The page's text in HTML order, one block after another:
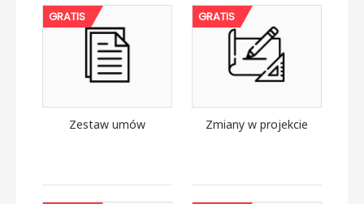
GRATIS
Zestaw umów
GRATIS
Zmiany w projekcie